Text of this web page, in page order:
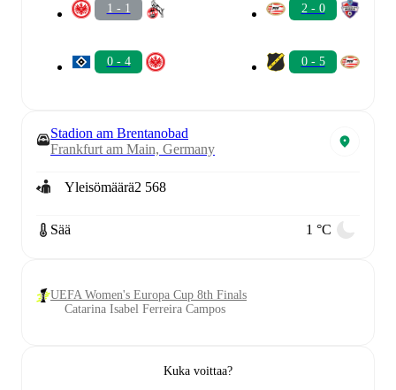
1 - 1
0 - 4
2 - 0
0 - 5
Stadion am Brentanobad
Frankfurt am Main, Germany
Yleisömäärä2 568
Sää 1 °C
UEFA Women's Europa Cup 8th Finals
Catarina Isabel Ferreira Campos
Kuka voittaa?